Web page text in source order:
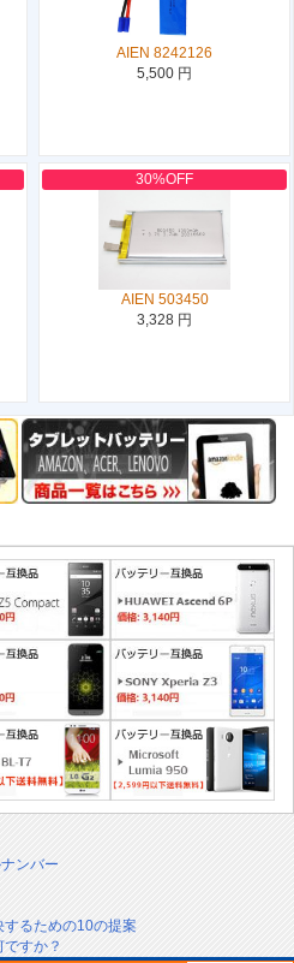
AIEN 8242126
5,500 円
30%OFF
AIEN 503450
3,328 円
ンバー
るための10の提案
すか？